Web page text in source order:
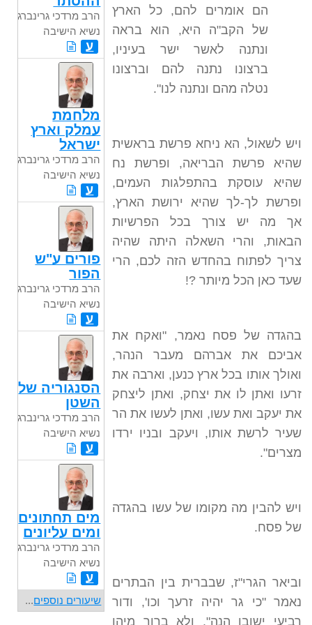
הם אומרים להם, כל הארץ
של הקב"ה היא, הוא בראה
ונתנה לאשר ישר בעיניו,
ברצונו נתנה להם וברצונו
נטלה מהם ונתנה לנו".
ויש לשאול, הא ניחא פרשת בראשית
שהיא פרשת הבריאה, ופרשת נח
שהיא עוסקת בהתפלגות העמים,
ופרשת לך-לך שהיא ירושת הארץ,
אך מה יש צורך בכל הפרשיות
הבאות, והרי השאלה היתה שהיה
צריך לפתוח בהחדש הזה לכם, הרי
שעד כאן הכל מיותר ?!
בהגדה של פסח נאמר, "ואקח את
אביכם את אברהם מעבר הנהר,
ואולך אותו בכל ארץ כנען, וארבה את
זרעו ואתן לו את יצחק, ואתן ליצחק
את יעקב ואת עשו, ואתן לעשו את הר
שעיר לרשת אותו, ויעקב ובניו ירדו
מצרים".
ויש להבין מה מקומו של עשו בהגדה
של פסח.
וביאר הגרי"ז, שבברית בין הבתרים
נאמר "כי גר יהיה זרעך וכו', ודור
רביעי ישובו הנה", ולא ברור מיהו
הרב מרדכי גרינברג
נשיא הישיבה
ע
מלחמת
עמלק וארץ
ישראל
הרב מרדכי גרינברג
נשיא הישיבה
ע
פורים ע"ש
הפור
הרב מרדכי גרינברג
נשיא הישיבה
ע
הסנגוריה של
השטן
הרב מרדכי גרינברג
נשיא הישיבה
ע
מים תחתונים
ומים עליונים
הרב מרדכי גרינברג
נשיא הישיבה
ע
שיעורים נוספים...